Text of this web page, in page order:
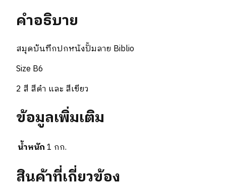
คำอธิบาย
สมุดบันทึกปกหน้งปั้มลาย Biblio
Size B6
2 สี สีดำ และ สีเขียว
ข้อมูลเพิ่มเติม
น้ำหนัก1 กก.
สินค้าที่เกี่ยวข้อง